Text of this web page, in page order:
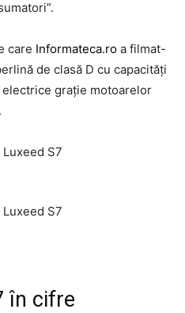
care Informateca.ro a filmat-
de clasă D cu capacități
grație motoarelor
în cifre